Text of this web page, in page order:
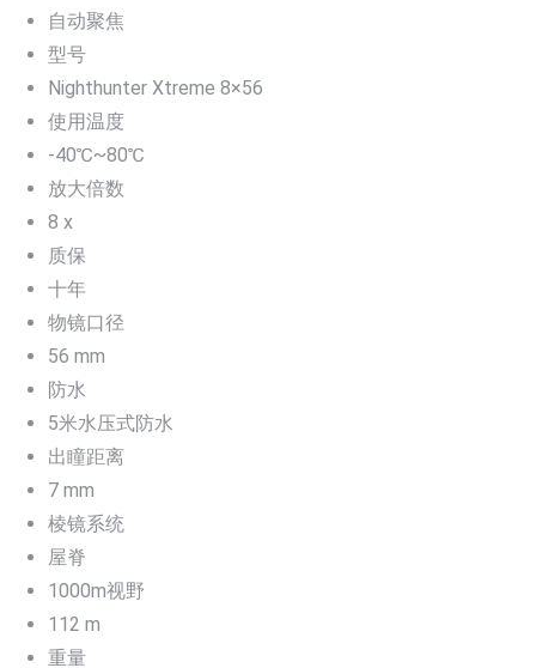
自动聚焦
型号
Nighthunter Xtreme 8×56
使用温度
-40℃~80℃
放大倍数
8 x
质保
十年
物镜口径
56 mm
防水
5米水压式防水
出瞳距离
7 mm
棱镜系统
屋脊
1000m视野
112 m
重量